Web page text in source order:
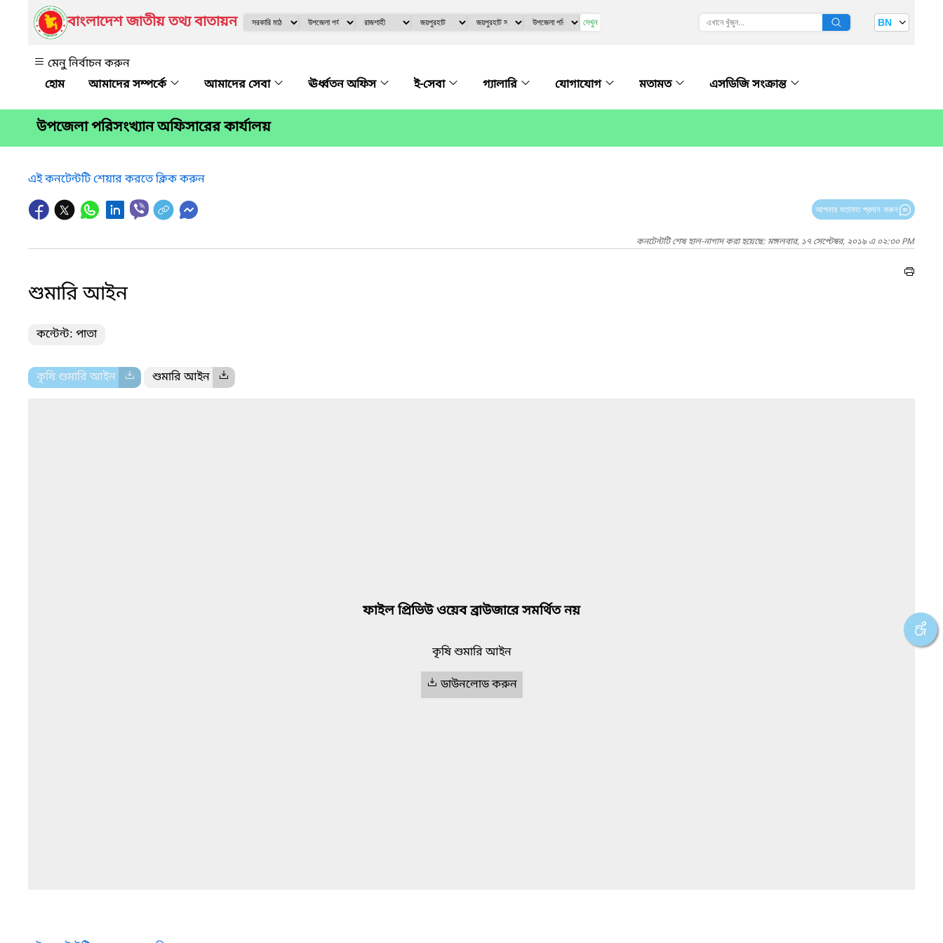
বাংলাদেশ জাতীয় তথ্য বাতায়ন দেখুন BN
মেনু নির্বাচন করুন
আমাদের সম্পর্কে
আমাদের সেবা ঊর্ধ্বতন অফিস ই-সেবা গ্যালারি যোগাযোগ মতামত এসডিজি সংক্রান্ত
উপজেলা পরিসংখ্যান অফিসারের কার্যালয়
এই কনটেন্টটি শেয়ার করতে ক্লিক করুন
আপনার মতামত প্রদান করুন
কনটেন্টটি শেষ হাল-নাগাদ করা হয়েছে: মঙ্গলবার, ১৭ সেপ্টেম্বর, ২০১৯ এ ০২:৩০ PM
শুমারি আইন
কন্টেন্ট: পাতা
কৃষি শুমারি আইন শুমারি আইন
ফাইল প্রিভিউ ওয়েব ব্রাউজারে সমর্থিত নয়
কৃষি শুমারি আইন
ডাউনলোড করুন